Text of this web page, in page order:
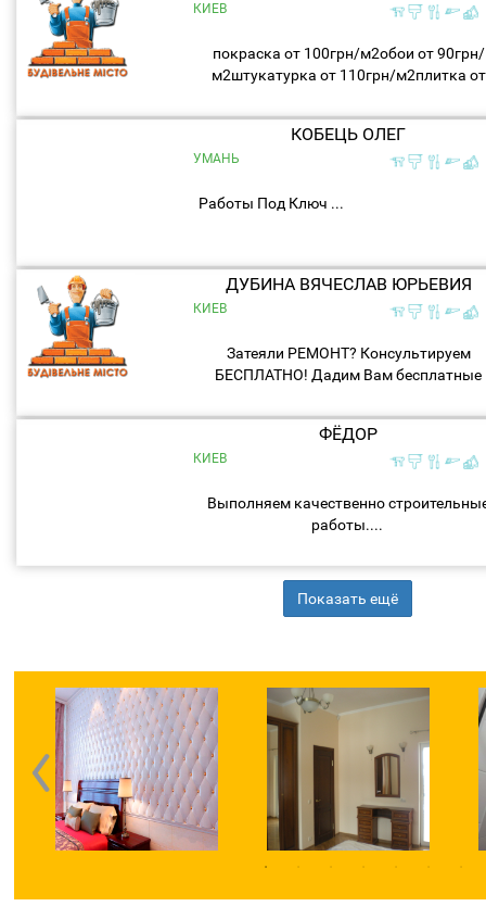
водоэмульсионная...
КИЕВ
покраска от 100грн/м2обои от 90грн/
м2штукатурка от 110грн/м2плитка от
КОБЕЦЬ ОЛЕГ
УМАНЬ
Работы Под Ключ ...
ДУБИНА ВЯЧЕСЛАВ ЮРЬЕВИЯ
КИЕВ
Затеяли РЕМОНТ? Консультируем
БЕСПЛАТНО! Дадим Вам бесплатные
Вашего жилья, магазина, офиса! Опыт
работы в сфере ремонта более 10
ФЁДОР
КИЕВ
Выполняем качественно
работы....
Показать ещё